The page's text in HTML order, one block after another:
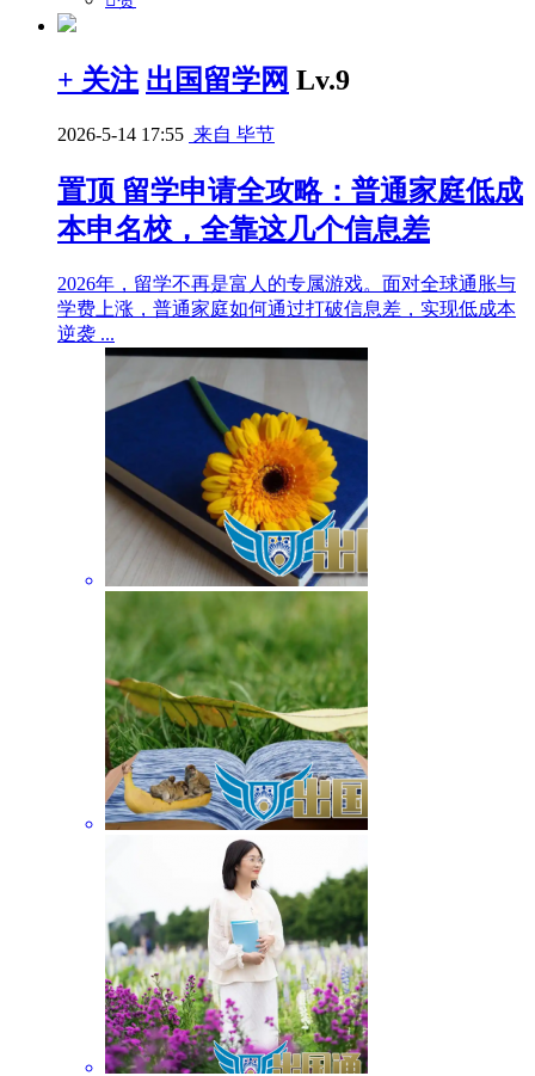
+ 关注 出国留学网 Lv.9
2026-5-14 17:55 来自 毕节
置顶 留学申请全攻略：普通家庭低成
本申名校，全靠这几个信息差
2026年，留学不再是富人的专属游戏。面对全球通胀与
学费上涨，普通家庭如何通过打破信息差，实现低成本
逆袭 ...